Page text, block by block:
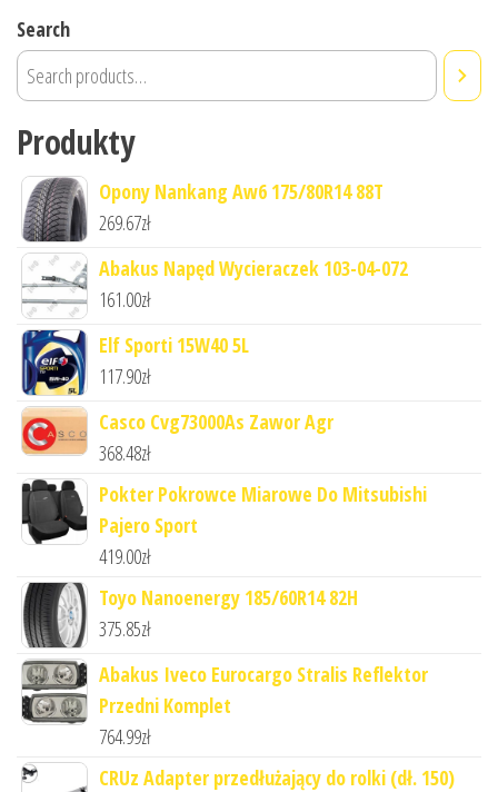
Search
Produkty
Opony Nankang Aw6 175/80R14 88T
269.67zł
Abakus Napęd Wycieraczek 103-04-072
161.00zł
Elf Sporti 15W40 5L
117.90zł
Casco Cvg73000As Zawor Agr
368.48zł
Pokter Pokrowce Miarowe Do Mitsubishi
Pajero Sport
419.00zł
Toyo Nanoenergy 185/60R14 82H
375.85zł
Abakus Iveco Eurocargo Stralis Reflektor
Przedni Komplet
764.99zł
CRUz Adapter przedłużający do rolki (dł. 150)